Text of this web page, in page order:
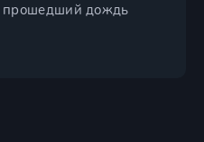
дождь